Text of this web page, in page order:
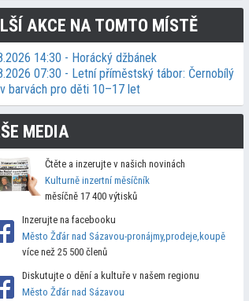
AKCE NA TOMTO MÍSTĚ
14:30 - Horácký džbánek
07:30 - Letní příměstský tábor: Černobílý
barvách pro děti 10–17 let
MEDIA
Čtěte a inzerujte v našich novinách
Kulturně inzertní měsíčník
měsíčně 17 400 výtisků
Inzerujte na facebooku
Město Žďár nad Sázavou-pronájmy,prodeje,koupě
více než 25 500 členů
Diskutujte o dění a kultuře v našem regionu
Město Žďár nad Sázavou